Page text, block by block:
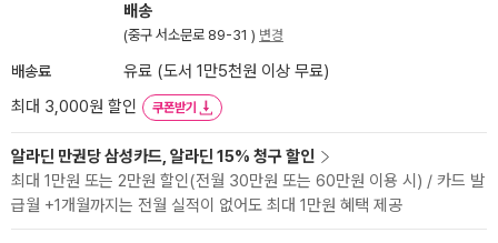
배송
(중구 서소문로 89-31 ) 변경
배송료
유료 (도서 1만5천원 이상 무료)
최대 3,000원 할인
쿠폰받기
알라딘 만권당 삼성카드, 알라딘 15% 청구 할인
최대 1만원 또는 2만원 할인(전월 30만원 또는 60만원 이용 시) / 카드 발
급월 +1개월까지는 전월 실적이 없어도 최대 1만원 혜택 제공